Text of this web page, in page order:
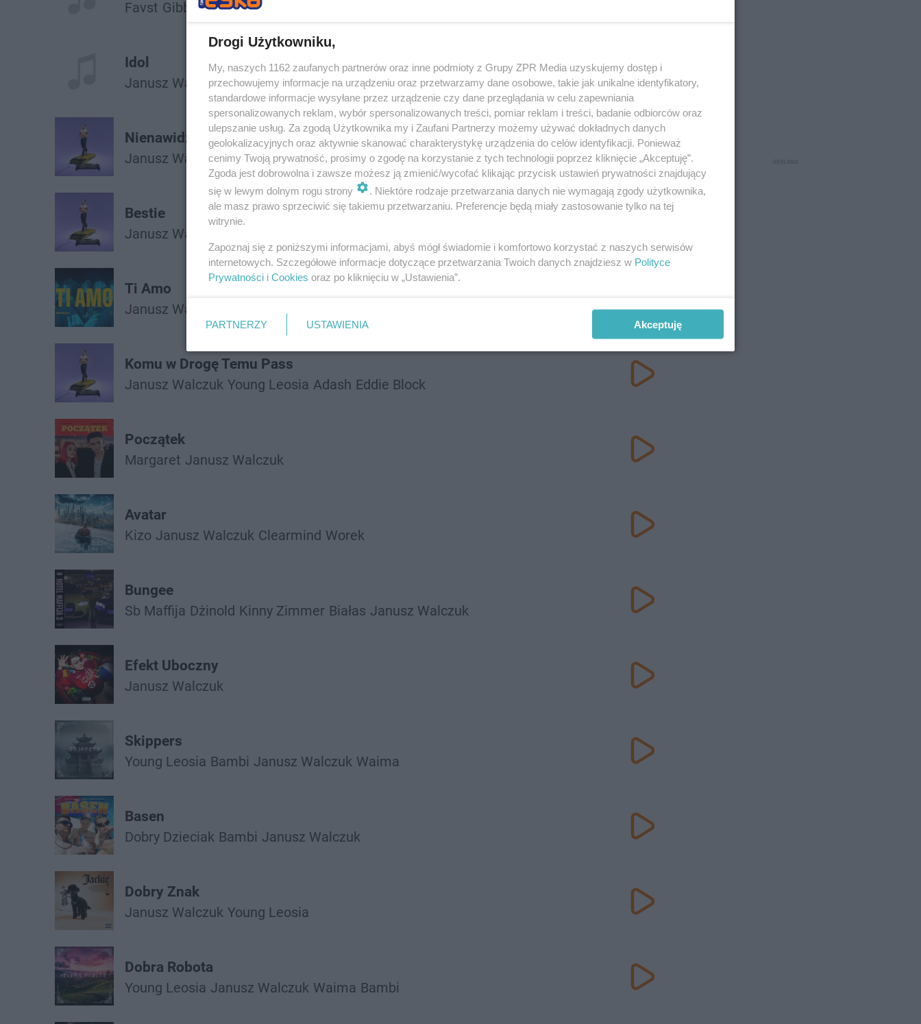
Favst Gibbs Janusz Walczuk
Idol
Janusz Walczuk
Nienawidzę Janusza Walczuka
Janusz Walczuk
Bestie
Janusz Walczuk
Ti Amo
Janusz Walczuk
Komu w Drogę Temu Pass
Janusz Walczuk Young Leosia Adash Eddie Block
Początek
Margaret Janusz Walczuk
Avatar
Kizo Janusz Walczuk Clearmind Worek
Bungee
Sb Maffija Dżinold Kinny Zimmer Białas Janusz Walczuk
Efekt Uboczny
Janusz Walczuk
Skippers
Young Leosia Bambi Janusz Walczuk Waima
Basen
Dobry Dzieciak Bambi Janusz Walczuk
Dobry Znak
Janusz Walczuk Young Leosia
Dobra Robota
Young Leosia Janusz Walczuk Waima Bambi
Drogi Użytkowniku,
My, naszych 1162 zaufanych partnerów oraz inne podmioty z Grupy ZPR Media uzyskujemy dostęp i
przechowujemy informacje na urządzeniu oraz przetwarzamy dane osobowe, takie jak unikalne identyfikatory,
standardowe informacje wysyłane przez urządzenie czy dane przeglądania w celu zapewniania
spersonalizowanych reklam, wybór spersonalizowanych treści, pomiar reklam i treści, badanie odbiorców oraz
ulepszanie usług. Za zgodą Użytkownika my i Zaufani Partnerzy możemy używać dokładnych danych
geolokalizacyjnych oraz aktywnie skanować charakterystykę urządzenia do celów identyfikacji. Ponieważ
cenimy Twoją prywatność, prosimy o zgodę na korzystanie z tych technologii poprzez kliknięcie „Akceptuję”.
Zgoda jest dobrowolna i zawsze możesz ją zmienić/wycofać klikając przycisk ustawień prywatności znajdujący
się w lewym dolnym rogu strony
. Niektóre rodzaje przetwarzania danych nie wymagają zgody użytkownika,
ale masz prawo sprzeciwić się takiemu przetwarzaniu. Preferencje będą miały zastosowanie tylko na tej
witrynie.
Zapoznaj się z poniższymi informacjami, abyś mógł świadomie i komfortowo korzystać z naszych serwisów
internetowych. Szczegółowe informacje dotyczące przetwarzania Twoich danych znajdziesz w Polityce
Prywatności i Cookies oraz po kliknięciu w „Ustawienia”.
PARTNERZY USTAWIENIA Akceptuję